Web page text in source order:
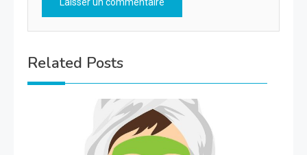
Related Posts